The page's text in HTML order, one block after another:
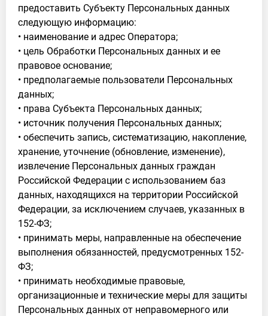
предоставить Субъекту Персональных данных
следующую информацию:
• наименование и адрес Оператора;
• цель Обработки Персональных данных и ее
правовое основание;
• предполагаемые пользователи Персональных
данных;
• права Субъекта Персональных данных;
• источник получения Персональных данных;
• обеспечить запись, систематизацию, накопление,
хранение, уточнение (обновление, изменение),
извлечение Персональных данных граждан
Российской Федерации с использованием баз
данных, находящихся на территории Российской
Федерации, за исключением случаев, указанных в
152-ФЗ;
• принимать меры, направленные на обеспечение
выполнения обязанностей, предусмотренных 152-
ФЗ;
• принимать необходимые правовые,
организационные и технические меры для защиты
Персональных данных от неправомерного или